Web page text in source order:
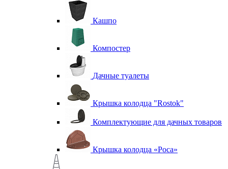
Кашпо
Компостер
Дачные туалеты
Крышка колодца "Rostok"
Комплектующие для дачных товаров
Крышка колодца «Роса»